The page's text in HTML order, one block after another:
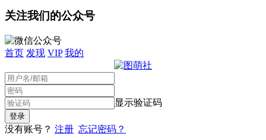
关注我们的公众号
首页 发现 VIP 我的
显示验证码
没有账号？ 注册 忘记密码？